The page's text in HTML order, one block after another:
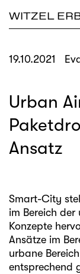
WITZEL
19.10.2021
Urban
Ansatz
Smart-City
im Bereich
Konzepte
Ansätze im
urbane
entsprechend